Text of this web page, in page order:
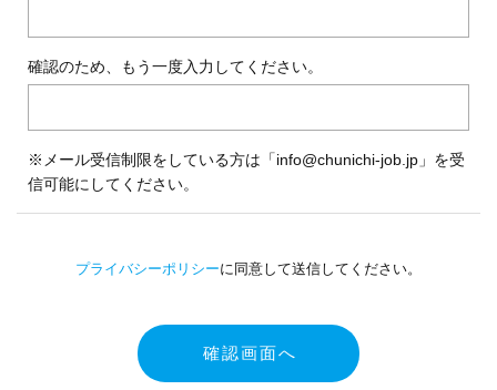
確認のため、もう一度入力してください。
※メール受信制限をしている方は「info@chunichi-job.jp」を受
信可能にしてください。
プライバシーポリシーに同意して送信してください。
確認画面へ